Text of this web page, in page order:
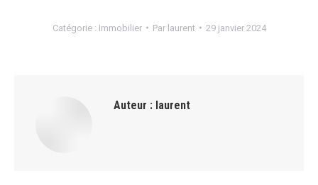
Catégorie : Immobilier Par laurent 29 janvier 2024
Auteur : laurent